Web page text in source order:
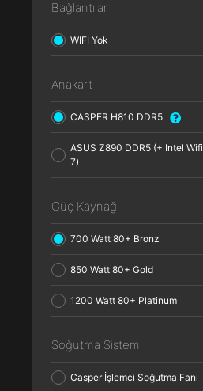
Bağlantılar
WIFI Yok
Anakart
CASPER H810 DDR5
ASUS Z890 DDR5 (+ Intel Wifi
7)
Güç Kaynağı
700 Watt 80+ Bronz
850 Watt 80+ Gold
1200 Watt 80+ Platinum
Soğutma Sistemi
Casper İşlemci Soğutma Fanı